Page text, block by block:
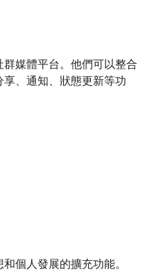
媒體平台。他們可以整合
、通知、狀態更新等功
個人發展的擴充功能。